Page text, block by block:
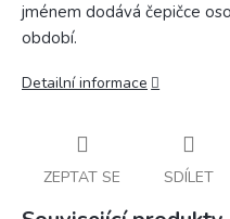
jménem dodává čepičce
období.
Detailní informace
ZEPTAT SE SDÍLET